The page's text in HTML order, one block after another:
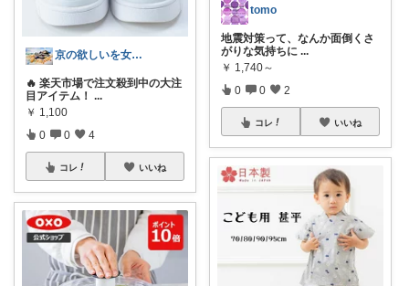
京の欲しいを女性に向けて
🔥 楽天市場で注文殺到中の大注
目アイテム！ ...
￥ 1,100
0 0 4
コレ いいね
tomo
地震対策って、なんか面倒くさ
がりな気持ちに ...
￥ 1,740～
0 0 2
コレ いいね